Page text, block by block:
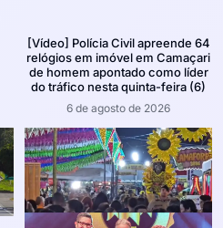
[Vídeo] Polícia Civil apreende 64
relógios em imóvel em Camaçari
de homem apontado como líder
do tráfico nesta quinta-feira (6)
6 de agosto de 2026